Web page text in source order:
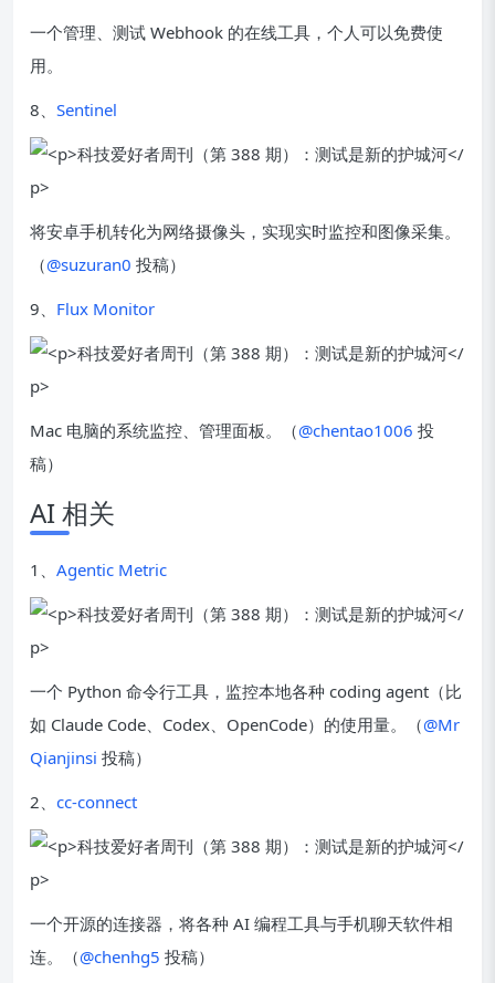
一个管理、测试 Webhook 的在线工具，个人可以免费使
用。
8、 Sentinel
将安卓手机转化为网络摄像头，实现实时监控和图像采集。
（@suzuran0 投稿）
9、 Flux Monitor
Mac 电脑的系统监控、管理面板。（@chentao1006 投
稿）
AI 相关
1、 Agentic Metric
一个 Python 命令行工具，监控本地各种 coding agent（比
如 Claude Code、Codex、OpenCode）的使用量。（@Mr
Qianjinsi 投稿）
2、 cc-connect
一个开源的连接器，将各种 AI 编程工具与手机聊天软件相
连。（@chenhg5 投稿）